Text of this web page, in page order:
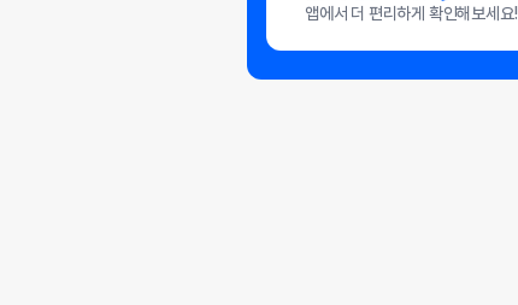
앱에서 더 편리하게 확인해보세요!